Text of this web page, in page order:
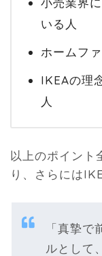
いる人
ホームフ
IKEAの理
人
以上のポイント
り、さらには
「真摯
ルとして